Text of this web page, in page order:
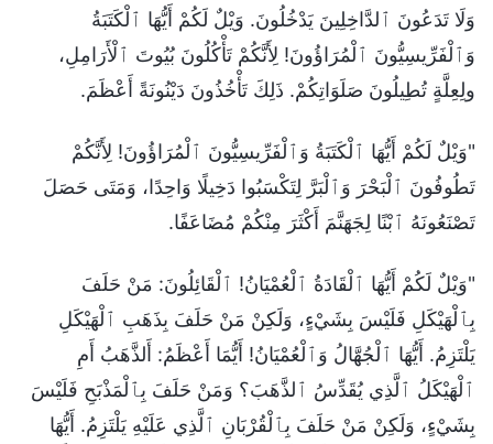
وَلَا تَدَعُونَ ٱلدَّاخِلِينَ يَدْخُلُونَ. وَيْلٌ لَكُمْ أَيُّهَا ٱلْكَتَبَةُ
وَٱلْفَرِّيسِيُّونَ ٱلْمُرَاؤُونَ! لِأَنَّكُمْ تَأْكُلُونَ بُيُوتَ ٱلْأَرَامِلِ،
ولِعِلَّةٍ تُطِيلُونَ صَلَوَاتِكُمْ. ذَلِكَ تَأْخُذُونَ دَيْنُونَةً أَعْظَمَ.
"وَيْلٌ لَكُمْ أَيُّهَا ٱلْكَتَبَةُ وَٱلْفَرِّيسِيُّونَ ٱلْمُرَاؤُونَ! لِأَنَّكُمْ
تَطُوفُونَ ٱلْبَحْرَ وَٱلْبَرَّ لِتَكْسَبُوا دَخِيلًا وَاحِدًا، وَمَتَى حَصَلَ
تَصْنَعُونَهُ ٱبْنًا لِجَهَنَّمَ أَكْثَرَ مِنْكُمْ مُضَاعَفًا.
"وَيْلٌ لَكُمْ أَيُّهَا ٱلْقَادَةُ ٱلْعُمْيَانُ! ٱلْقَائِلُونَ: مَنْ حَلَفَ
بِٱلْهَيْكَلِ فَلَيْسَ بِشَيْءٍ، وَلَكِنْ مَنْ حَلَفَ بِذَهَبِ ٱلْهَيْكَلِ
يَلْتَزِمُ. أَيُّهَا ٱلْجُهَّالُ وَٱلْعُمْيَانُ! أَيُّمَا أَعْظَمُ: أَلذَّهَبُ أَمِ
ٱلْهَيْكَلُ ٱلَّذِي يُقَدِّسُ ٱلذَّهَبَ؟ وَمَنْ حَلَفَ بِٱلْمَذْبَحِ فَلَيْسَ
بِشَيْءٍ، وَلَكِنْ مَنْ حَلَفَ بِٱلْقُرْبَانِ ٱلَّذِي عَلَيْهِ يَلْتَزِمُ. أَيُّهَا